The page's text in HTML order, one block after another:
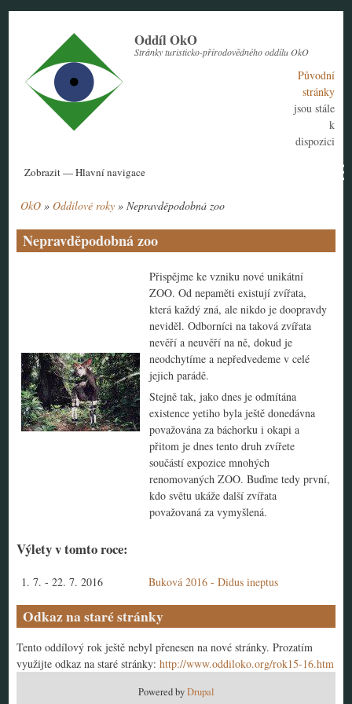
Oddíl OkO
Stránky turisticko-přírodovědného oddílu OkO
Původní
stránky
jsou stále
k
dispozici
Hlavní
Zobrazit — Hlavní navigace
Aktuální rok
Historie
Nábor členů
Kontakt
Tábor
Návody
navigace
OkO Oddílové roky Nepravděpodobná zoo
Nepravděpodobná zoo
Přispějme ke vzniku nové unikátní
ZOO. Od nepaměti existují zvířata,
která každý zná, ale nikdo je doopravdy
neviděl. Odborníci na taková zvířata
nevěří a neuvěří na ně, dokud je
neodchytíme a nepředvedeme v celé
jejich parádě.
Stejně tak, jako dnes je odmítána
existence yetiho byla ještě donedávna
považována za báchorku i okapi a
přitom je dnes tento druh zvířete
součástí expozice mnohých
renomovaných ZOO. Buďme tedy první,
kdo světu ukáže další zvířata
považovaná za vymyšlená.
Výlety v tomto roce:
1. 7. -22. 7. 2016 Buková 2016 - Didus ineptus
Odkaz na staré stránky
Tento oddílový rok ještě nebyl přenesen na nové stránky. Prozatím
využijte odkaz na staré stránky:http://www.oddiloko.org/rok15-16.htm
Powered byDrupal